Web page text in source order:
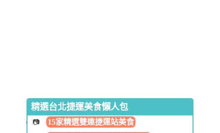
精選台北捷運美食懶人包
15家精選雙連捷運站美食